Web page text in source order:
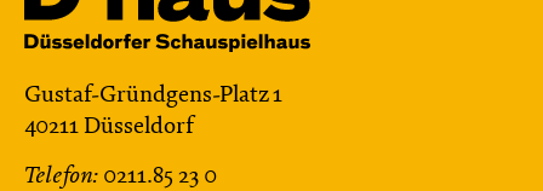
Gustaf-Gründgens-Platz 1
40211 Düsseldorf
Telefon: 0211.85 23 0